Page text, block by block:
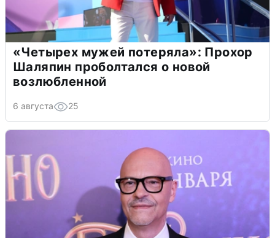
«Четырех мужей потеряла»: Прохор
Шаляпин проболтался о новой
возлюбленной
6 августа 25